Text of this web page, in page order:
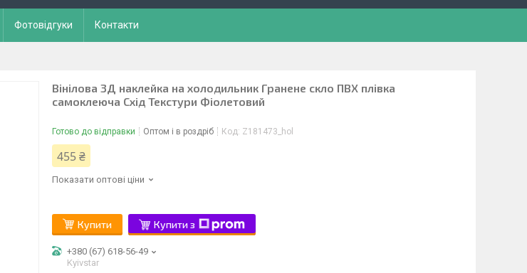
Фотовідгуки Контакти
Вінілова 3Д наклейка на холодильник Гранене скло ПВХ плівка
самоклеюча Схід Текстури Фіолетовий
Готово до відправки Оптом і в роздріб Код: Z181473_hol
455 ₴
Показати оптові ціни
Купити Купити з
+380 (67) 618-56-49
Kyivstar